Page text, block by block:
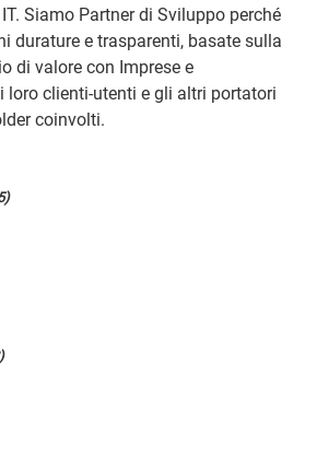
Siamo Partner di Sviluppo perché
durature e trasparenti, basate sulla
di valore con Imprese e
loro clienti-utenti e gli altri portatori
coinvolti.